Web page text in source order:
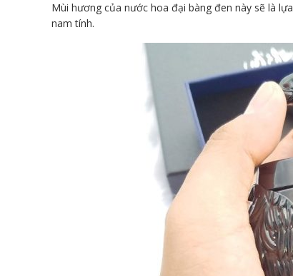
Mùi hương của nước hoa đại bàng đen này sẽ là
nam tính.